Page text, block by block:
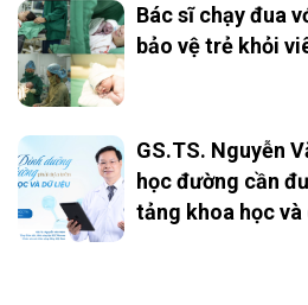
Bác sĩ chạy đua
bảo vệ trẻ khỏi
GS.TS. Nguyễn
học đường cần
tảng khoa học và